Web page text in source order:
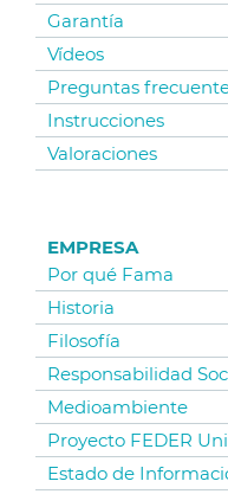
Garantía
Vídeos
Preguntas
Instrucciones
Valoraciones
EMPRESA
Por qué Fama
Historia
Filosofía
Responsabilidad
Medioambiente
Proyecto FEDER
Estado de